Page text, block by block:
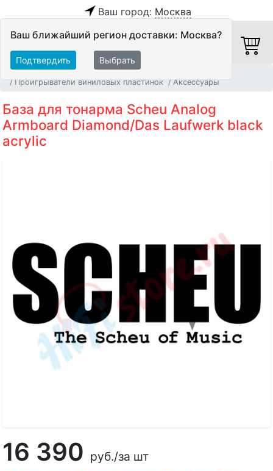
Ваш город: Москва
Ваш ближайший регион доставки: Москва?
Подтвердить Выбрать
Проигрыватели виниловых пластинок
Аксессуары
База для тонарма Scheu Analog
Armboard Diamond/Das Laufwerk black
acrylic
16 390 руб./за шт